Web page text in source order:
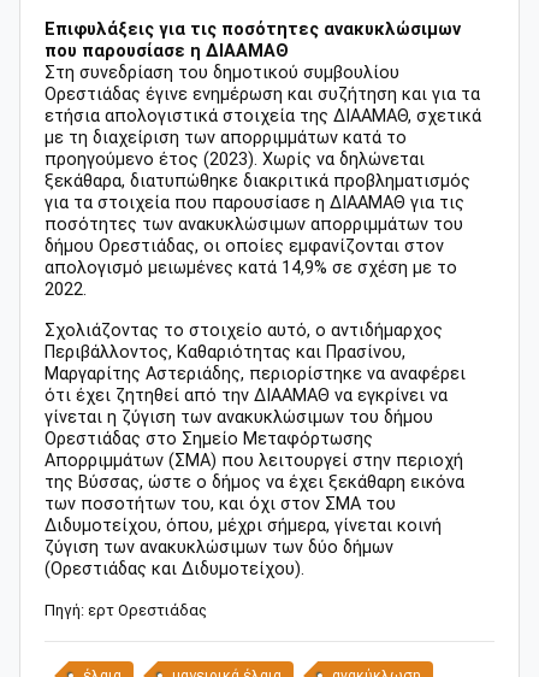
Επιφυλάξεις για τις ποσότητες ανακυκλώσιμων
που παρουσίασε η ΔΙΑΑΜΑΘ
Στη συνεδρίαση του δημοτικού συμβουλίου
Ορεστιάδας έγινε ενημέρωση και συζήτηση και για τα
ετήσια απολογιστικά στοιχεία της ΔΙΑΑΜΑΘ, σχετικά
με τη διαχείριση των απορριμμάτων κατά το
προηγούμενο έτος (2023). Χωρίς να δηλώνεται
ξεκάθαρα, διατυπώθηκε διακριτικά προβληματισμός
για τα στοιχεία που παρουσίασε η ΔΙΑΑΜΑΘ για τις
ποσότητες των ανακυκλώσιμων απορριμμάτων του
δήμου Ορεστιάδας, οι οποίες εμφανίζονται στον
απολογισμό μειωμένες κατά 14,9% σε σχέση με το
2022.
Σχολιάζοντας το στοιχείο αυτό, ο αντιδήμαρχος
Περιβάλλοντος, Καθαριότητας και Πρασίνου,
Μαργαρίτης Αστεριάδης, περιορίστηκε να αναφέρει
ότι έχει ζητηθεί από την ΔΙΑΑΜΑΘ να εγκρίνει να
γίνεται η ζύγιση των ανακυκλώσιμων του δήμου
Ορεστιάδας στο Σημείο Μεταφόρτωσης
Απορριμμάτων (ΣΜΑ) που λειτουργεί στην περιοχή
της Βύσσας, ώστε ο δήμος να έχει ξεκάθαρη εικόνα
των ποσοτήτων του, και όχι στον ΣΜΑ του
Διδυμοτείχου, όπου, μέχρι σήμερα, γίνεται κοινή
ζύγιση των ανακυκλώσιμων των δύο δήμων
(Ορεστιάδας και Διδυμοτείχου).
Πηγή: ερτ Ορεστιάδας